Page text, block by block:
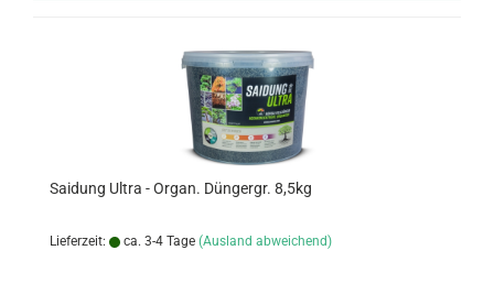
Sai­dung Ultra - Organ. Dün­g­er­gr. 8,5kg
Lieferzeit: ca. 3-4 Tage (Ausland abweichend)